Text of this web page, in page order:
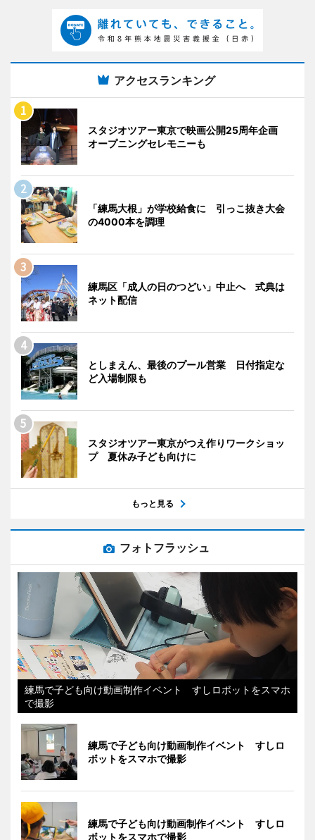
アクセスランキング
スタジオツアー東京で映画公開25周年企画
オープニングセレモニーも
「練馬大根」が学校給食に 引っこ抜き大会
の4000本を調理
練馬区「成人の日のつどい」中止へ 式典は
ネット配信
としまえん、最後のプール営業 日付指定な
ど入場制限も
スタジオツアー東京がつえ作りワークショッ
プ 夏休み子ども向けに
もっと見る
フォトフラッシュ
練馬で子ども向け動画制作イベント すしロボットをスマホ
で撮影
練馬で子ども向け動画制作イベント すしロ
ボットをスマホで撮影
練馬で子ども向け動画制作イベント すしロ
ボットをスマホで撮影